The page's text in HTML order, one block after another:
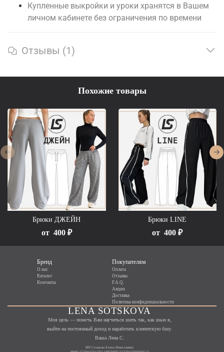
Купленные выкройки и уроки хранятся в Вашем
личном кабинете без ограничения по времени
Отзывы (1)
Похожие товары
Брюки ДЖЕЙН
от 400 ₽
Брюки LINE
от 400 ₽
Бренд
О нас
Каталог
Контакты
Покупателям
Оплата
Отзывы
F.A.Q.
Акции
Доставка
Политика конфиденциальности
LENA SOTSKOVA
Моя цель — помочь Вам научиться шить так, как шью я,
выйти на постоянный доход и наработать клиентскую базу.
Ваша Лена С.
ИП Соцкова Елена Николаевна